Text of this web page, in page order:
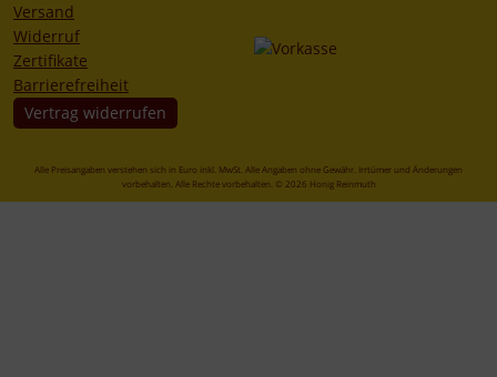
Versand
Widerruf
Zertifikate
Barrierefreiheit
Vertrag widerrufen
Alle Preisangaben verstehen sich in Euro inkl. MwSt. Alle Angaben ohne Gewähr. Irrtümer und Änderungen
vorbehalten. Alle Rechte vorbehalten. © 2026 Honig Reinmuth